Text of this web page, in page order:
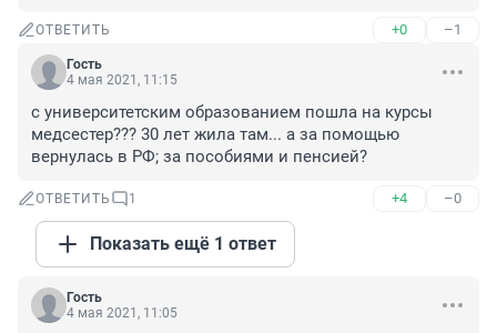
ОТВЕТИТЬ +0 –1
Гость
4 мая 2021, 11:15
с университетским образованием пошла на курсы
медсестер??? 30 лет жила там... а за помощью
вернулась в РФ; за пособиями и пенсией?
ОТВЕТИТЬ 1 +4 –0
Показать ещё 1 ответ
Гость
4 мая 2021, 11:05